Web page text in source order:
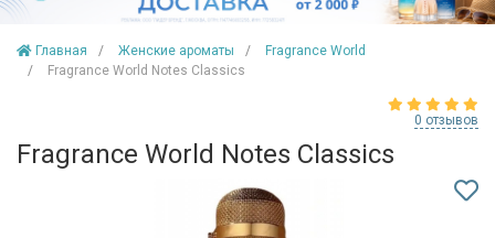
Главная Женские ароматы
Fragrance World
Fragrance World Notes Classics
0 отзывов
Fragrance World Notes Classics